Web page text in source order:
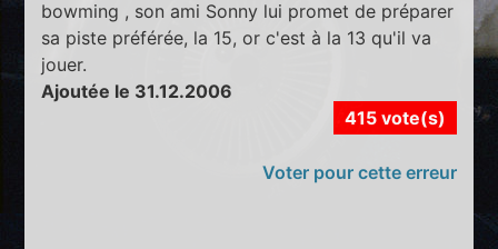
bowming , son ami Sonny lui promet de préparer
sa piste préférée, la 15, or c'est à la 13 qu'il va
jouer.
Ajoutée le 31.12.2006
415 vote(s)
Voter pour cette erreur